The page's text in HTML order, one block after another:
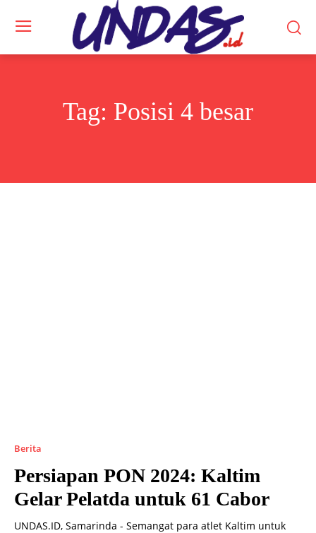
Tag: Posisi 4 besar
Berita
Persiapan PON 2024: Kaltim
Gelar Pelatda untuk 61 Cabor
UNDAS.ID, Samarinda - Semangat para atlet Kaltim untuk